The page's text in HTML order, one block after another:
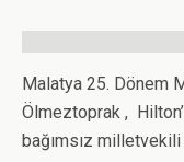
Malatya 25. Dönem
Ölmeztoprak ,
bağımsız milletvekili